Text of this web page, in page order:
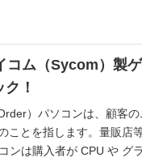
コム（Sycom）製
！
）パソコンは、顧客
ことを指します。量販店
ンは購入者が CPU や グ